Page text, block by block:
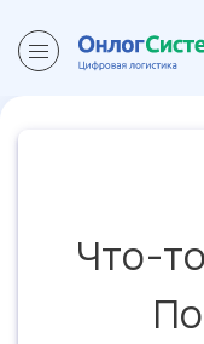
Что-